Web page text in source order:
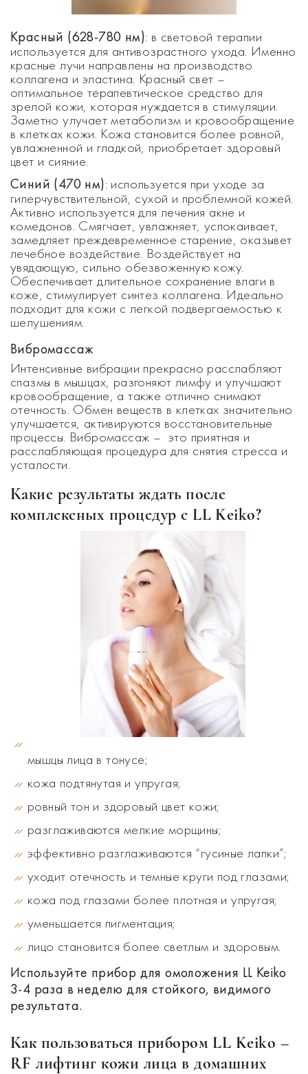
Красный (628-780 нм): в световой терапии
используется для антивозрастного ухода. Именно
красные лучи направлены на производство
коллагена и эластина. Красный свет –
оптимальное терапевтическое средство для
зрелой кожи, которая нуждается в стимуляции.
Заметно улучает метаболизм и кровообращение
в клетках кожи. Кожа становится более ровной,
увлажненной и гладкой, приобретает здоровый
цвет и сияние.
Синий (470 нм): используется при уходе за
гиперчувствительной, сухой и проблемной кожей.
Активно используется для лечения акне и
комедонов. Смягчает, увлажняет, успокаивает,
замедляет преждевременное старение, оказывет
лечебное воздействие. Воздействует на
увядающую, сильно обезвоженную кожу.
Обеспечивает длительное сохранение влаги в
коже, стимулирует синтез коллагена. Идеально
подходит для кожи с легкой подвергаемостью к
шелушениям.
Вибромассаж
Интенсивные вибрации прекрасно расслабляют
спазмы в мышцах, разгоняют лимфу и улучшают
кровообращение, а также отлично снимают
отечность. Обмен веществ в клетках значительно
улучшается, активируются восстановительные
процессы. Вибромассаж – это приятная и
расслабляющая процедура для снятия стресса и
усталости.
Какие результаты ждать после
комплексных процедур с LL Keiko?
мышцы лица в тонусе;
кожа подтянутая и упругая;
ровный тон и здоровый цвет кожи;
разглаживаются мелкие морщины;
эффективно разглаживаются “гусиные лапки”;
уходит отечность и темные круги под глазами;
кожа под глазами более плотная и упругая;
уменьшается пигментация;
лицо становится более светлым и здоровым.
Используйте прибор для омоложения LL Keiko
3-4 раза в неделю для стойкого, видимого
результата.
Как пользоваться прибором LL Keiko –
RF лифтинг кожи лица в домашних